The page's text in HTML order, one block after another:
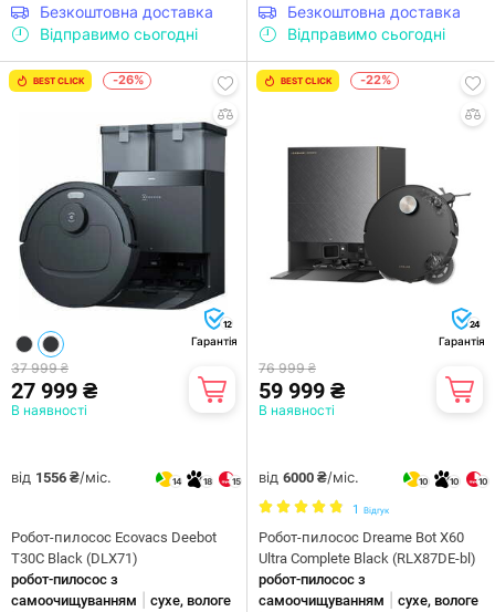
Безкоштовна доставка
Відправимо сьогодні
Безкоштовна доставка
Відправимо сьогодні
BEST CLICK -26%
12
Гарантія
37 999 ₴
27 999 ₴
В наявності
від 1556 ₴/міс. 14 18 15
Робот-пилосос Ecovacs Deebot
T30C Black (DLX71)
робот-пилосос з
самоочищуванням
сухе, вологе
BEST CLICK -22%
24
Гарантія
76 999 ₴
59 999 ₴
В наявності
від 6000 ₴/міс. 10 10 10
1 Відгук
Робот-пилосос Dreame Bot X60
Ultra Complete Black (RLX87DE-bl)
робот-пилосос з
самоочищуванням
сухе, вологе